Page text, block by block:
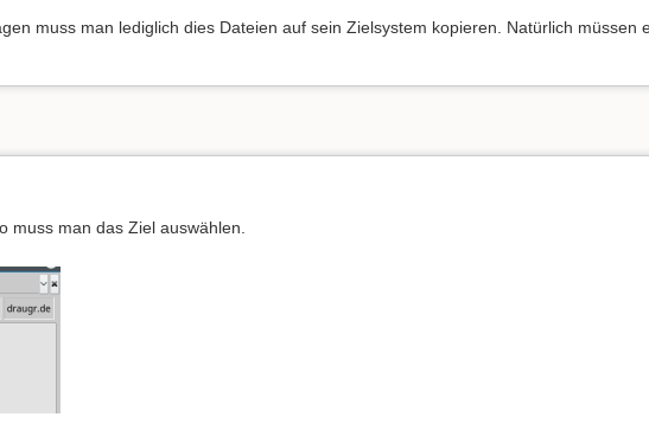
muss man lediglich dies Dateien auf sein Zielsystem kopieren. Natürlich müssen
muss man das Ziel auswählen.